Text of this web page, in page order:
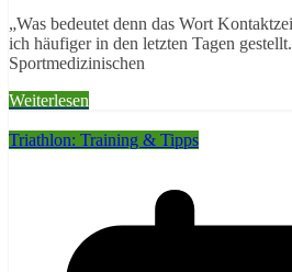
„Was bedeutet denn das Wort
ich häufiger in den letzten Tagen
Sportmedizinischen
Weiterlesen
Triathlon: Training & Tipps